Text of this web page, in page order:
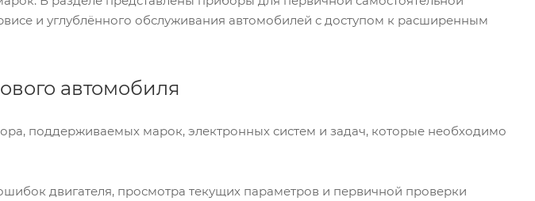
и углублённого обслуживания автомобилей с доступом к расширенным
автомобиля
поддерживаемых марок, электронных систем и задач, которые необходимо
двигателя, просмотра текущих параметров и первичной проверки